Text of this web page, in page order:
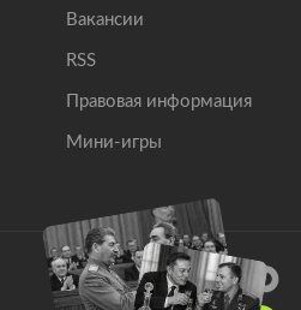
Вакансии
RSS
Правовая информация
Мини-игры